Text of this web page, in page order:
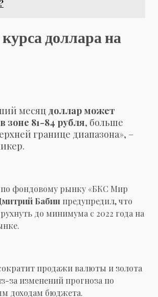
доллара на
месяц доллар может
зоне 81-84 рубля, больше
границе диапазона», –
по фондовому рынку «БКС Мир
Бабин предупредил, что
до минимума с 2022 года на
продажи валюты и золота
за изменений прогноза по
доходам бюджета.